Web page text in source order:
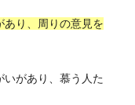
あり、周りの意見を
いがあり、慕う人た